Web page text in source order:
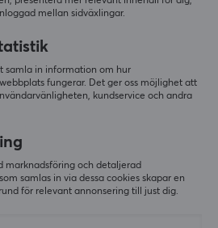
att erbjuda den bästa kvaliteten,
enbart material av högsta
erbjuda enastående komfort och
även på design.
och elegant estetik med en
stil.
FRÅGOR OCH SVAR (0)
0%
0%
mellan sidväxlingar.
samla in information om hur
fungerar. Det ger oss möjlighet att
kundservice och andra
marknadsföring och detaljerad
samlas in via dessa cookies skapar en
för relevant annonsering till just dig.